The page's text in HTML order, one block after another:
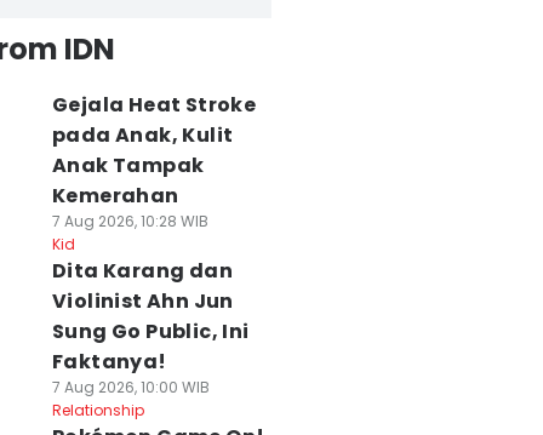
IDN
Gejala Heat Stroke
pada Anak, Kulit
Anak Tampak
Kemerahan
7 Aug 2026, 10:28 WIB
Kid
Dita Karang dan
Violinist Ahn Jun
Sung Go Public, Ini
Faktanya!
7 Aug 2026, 10:00 WIB
Relationship